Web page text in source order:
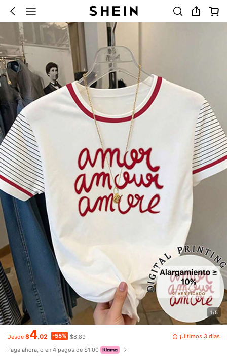
1/5
Desde $4.02 -55% $8.89
¡Últimos 3 días
Paga ahora, o en 4 pagos de $1.00